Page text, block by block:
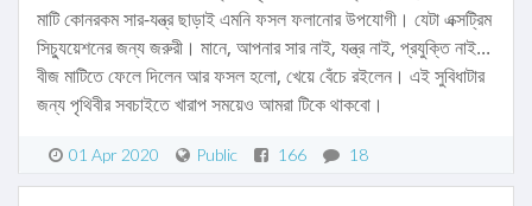
মাটি কোনরকম সার-যন্ত্র ছাড়াই এমনি ফসল ফলানোর উপযোগী। যেটা এক্সট্রিম
সিচ্যুয়েশনের জন্য জরুরী। মানে, আপনার সার নাই, যন্ত্র নাই, প্রযুক্তি নাই...
বীজ মাটিতে ফেলে দিলেন আর ফসল হলো, খেয়ে বেঁচে রইলেন। এই সুবিধাটার
জন্য পৃথিবীর সবচাইতে খারাপ সময়েও আমরা টিকে থাকবো।
01 Apr 2020 Public 166 18